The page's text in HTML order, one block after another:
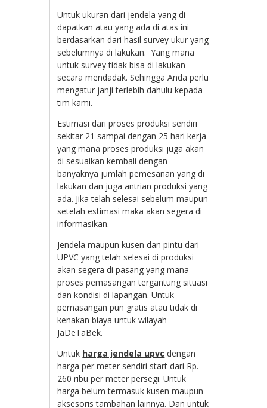
Untuk ukuran dari jendela yang di
dapatkan atau yang ada di atas ini
berdasarkan dari hasil survey ukur yang
sebelumnya di lakukan. Yang mana
untuk survey tidak bisa di lakukan
secara mendadak. Sehingga Anda perlu
mengatur janji terlebih dahulu kepada
tim kami.
Estimasi dari proses produksi sendiri
sekitar 21 sampai dengan 25 hari kerja
yang mana proses produksi juga akan
di sesuaikan kembali dengan
banyaknya jumlah pemesanan yang di
lakukan dan juga antrian produksi yang
ada. Jika telah selesai sebelum maupun
setelah estimasi maka akan segera di
informasikan.
Jendela maupun kusen dan pintu dari
UPVC yang telah selesai di produksi
akan segera di pasang yang mana
proses pemasangan tergantung situasi
dan kondisi di lapangan. Untuk
pemasangan pun gratis atau tidak di
kenakan biaya untuk wilayah
JaDeTaBek.
Untuk harga jendela upvc dengan
harga per meter sendiri start dari Rp.
260 ribu per meter persegi. Untuk
harga belum termasuk kusen maupun
aksesoris tambahan lainnya. Dan untuk